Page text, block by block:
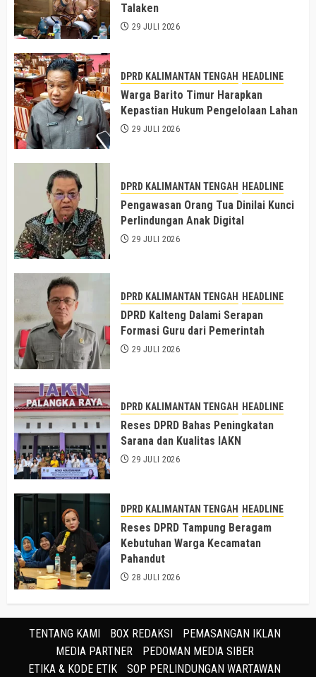
Talaken
29 JULI 2026
DPRD KALIMANTAN TENGAH HEADLINE
Warga Barito Timur Harapkan
Kepastian Hukum Pengelolaan Lahan
29 JULI 2026
DPRD KALIMANTAN TENGAH HEADLINE
Pengawasan Orang Tua Dinilai Kunci
Perlindungan Anak Digital
29 JULI 2026
DPRD KALIMANTAN TENGAH HEADLINE
DPRD Kalteng Dalami Serapan
Formasi Guru dari Pemerintah
29 JULI 2026
DPRD KALIMANTAN TENGAH HEADLINE
Reses DPRD Bahas Peningkatan
Sarana dan Kualitas IAKN
29 JULI 2026
DPRD KALIMANTAN TENGAH HEADLINE
Reses DPRD Tampung Beragam
Kebutuhan Warga Kecamatan
Pahandut
28 JULI 2026
TENTANG KAMI BOX REDAKSI
PEMASANGAN IKLAN
MEDIA PARTNER
PEDOMAN MEDIA SIBER
ETIKA & KODE ETIK
SOP PERLINDUNGAN WARTAWAN